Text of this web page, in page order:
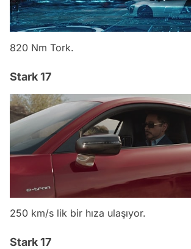
820 Nm Tork.
Stark 17
250 km/s lik bir hıza ulaşıyor.
Stark 17